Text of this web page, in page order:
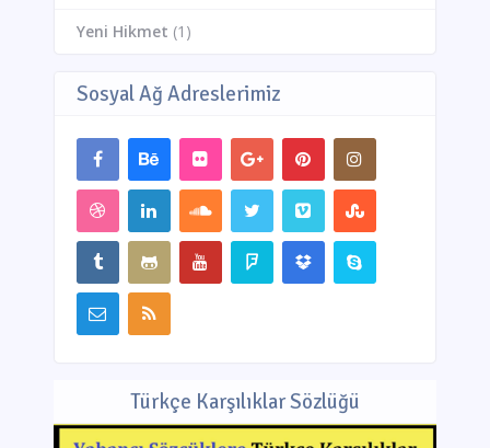
Yeni Hikmet (1)
Sosyal Ağ Adreslerimiz
Türkçe Karşılıklar Sözlüğü